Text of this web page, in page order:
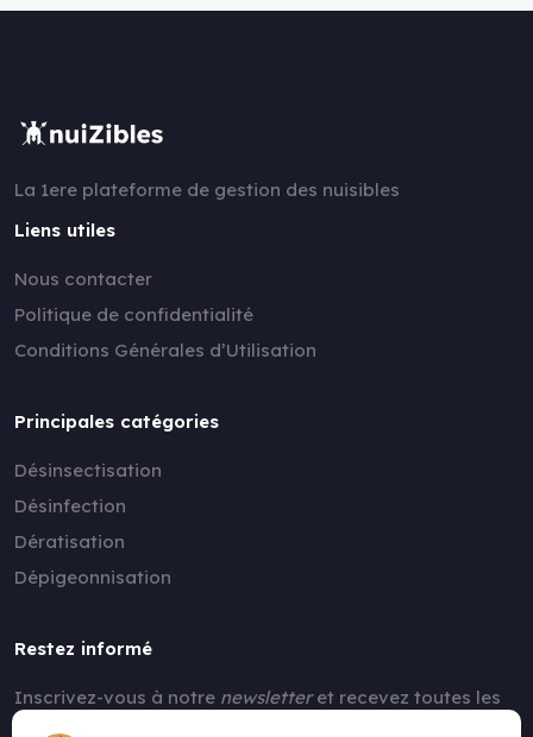
La 1ere plateforme de gestion des nuisibles
Liens utiles
Nous contacter
Politique de confidentialité
Conditions Générales d’Utilisation
Principales catégories
Désinsectisation
Désinfection
Dératisation
Dépigeonnisation
Restez informé
Inscrivez-vous à notre newsletteret recevez toutes les
nouvelles !